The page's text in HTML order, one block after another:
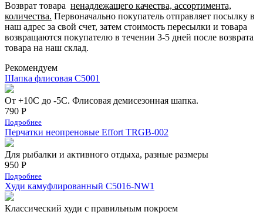
Возврат товара ненадлежащего качества, ассортимента,
количества. Первоначально покупатель отправляет посылку в
наш адрес за свой счет, затем стоимость пересылки и товара
возвращаются покупателю в течении 3-5 дней после возврата
товара на наш склад.
Рекомендуем
Шапка флисовая С5001
От +10С до -5С. Флисовая демисезонная шапка.
790 Р
Подробнее
Перчатки неопреновые Effort TRGB-002
Для рыбалки и активного отдыха, разные размеры
950 Р
Подробнее
Худи камуфлированный C5016-NW1
Классический худи с правильным покроем